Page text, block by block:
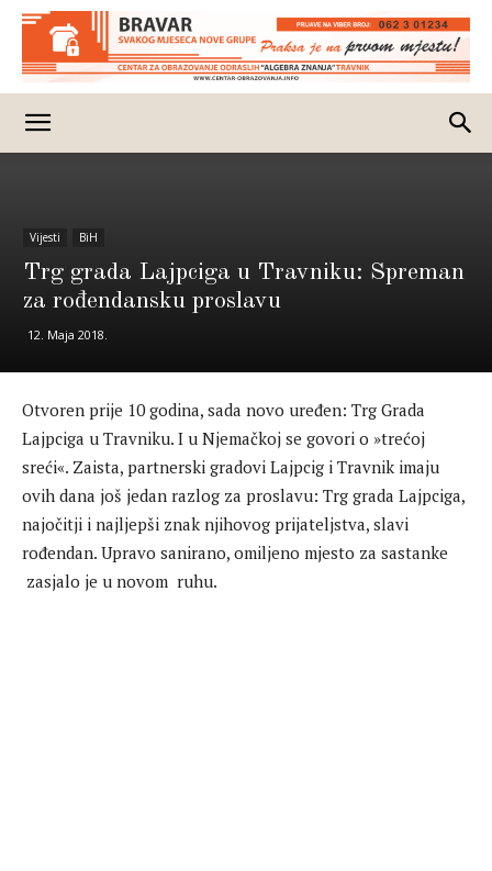
Vijesti BiH
Trg grada Lajpciga u Travniku: Spreman
za rođendansku proslavu
12. Maja 2018.
Otvoren prije 10 godina, sada novo uređen: Trg Grada
Lajpciga u Travniku. I u Njemačkoj se govori o »trećoj
sreći«. Zaista, partnerski gradovi Lajpcig i Travnik imaju
ovih dana još jedan razlog za proslavu: Trg grada Lajpciga,
najočitji i najljepši znak njihovog prijateljstva, slavi
rođendan. Upravo sanirano, omiljeno mjesto za sastanke
zasjalo je u novom ruhu.